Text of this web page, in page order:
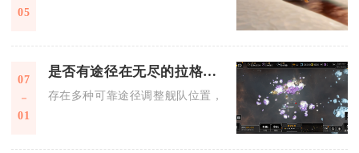
05
07
01
是否有途径在无尽的拉格朗日中调整舰队位置
存在多种可靠途径调整舰队位置，核心方式包括调动指令、